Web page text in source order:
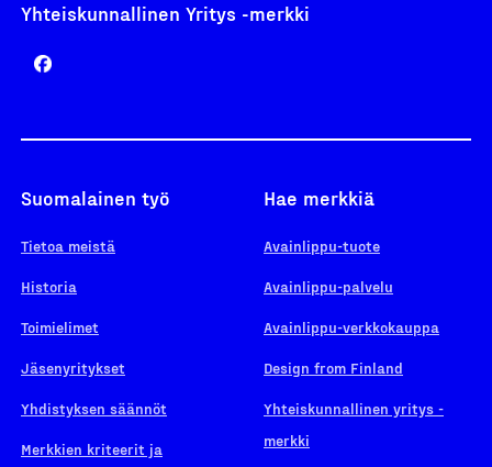
Yhteiskunnallinen Yritys -merkki
Suomalainen työ
Tietoa meistä
Historia
Toimielimet
Jäsenyritykset
Yhdistyksen säännöt
Merkkien kriteerit ja
Hae merkkiä
Avainlippu-tuote
Avainlippu-palvelu
Avainlippu-verkkokauppa
Design from Finland
Yhteiskunnallinen yritys -
merkki